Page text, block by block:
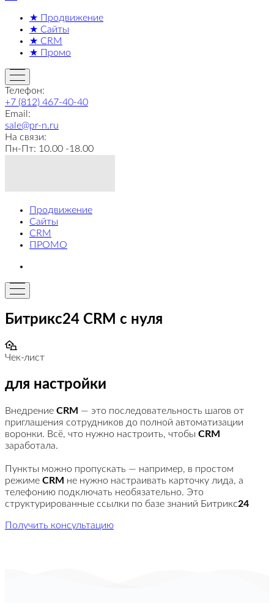
★ Продвижение
★ Сайты
★ CRM
★ Промо
Телефон:
+7 (812) 467-40-40
Email:
sale@pr-n.ru
На связи:
Пн-Пт: 10.00 -18.00
Продвижение
Сайты
CRM
ПРОМО
Битрикс24 CRM с нуля
Чек-лист
для настройки
Внедрение CRM — это последовательность шагов от
приглашения сотрудников до полной автоматизации
воронки. Всё, что нужно настроить, чтобы CRM
заработала.
Пункты можно пропускать — например, в простом
режиме CRM не нужно настраивать карточку лида, а
телефонию подключать необязательно. Это
структурированные ссылки по базе знаний Битрикс24
Получить консультацию